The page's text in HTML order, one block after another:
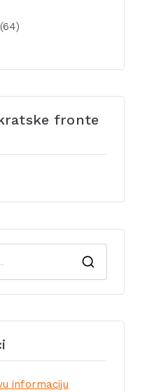
(64)
fronte
informaciju